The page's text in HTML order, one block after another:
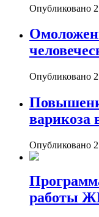
Опубликовано
Опубликовано
варикоза
Опубликовано
работы